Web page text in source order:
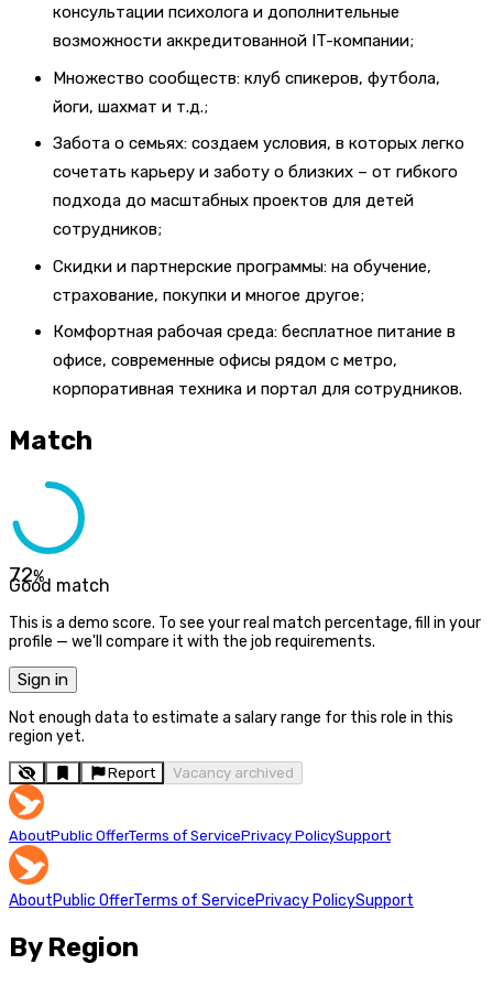
консультации психолога и дополнительные
возможности аккредитованной IT-компании;
Множество сообществ: клуб спикеров, футбола,
йоги, шахмат и т.д.;
Забота о семьях: создаем условия, в которых легко
сочетать карьеру и заботу о близких – от гибкого
подхода до масштабных проектов для детей
сотрудников;
Скидки и партнерские программы: на обучение,
страхование, покупки и многое другое;
Комфортная рабочая среда: бесплатное питание в
офисе, современные офисы рядом с метро,
корпоративная техника и портал для сотрудников.
Match
72%
Good match
This is a demo score. To see your real match percentage, fill in your
profile — we'll compare it with the job requirements.
Sign in
Not enough data to estimate a salary range for this role in this
region yet.
Report Vacancy archived
AboutPublic OfferTerms of ServicePrivacy PolicySupport
AboutPublic OfferTerms of ServicePrivacy PolicySupport
By Region